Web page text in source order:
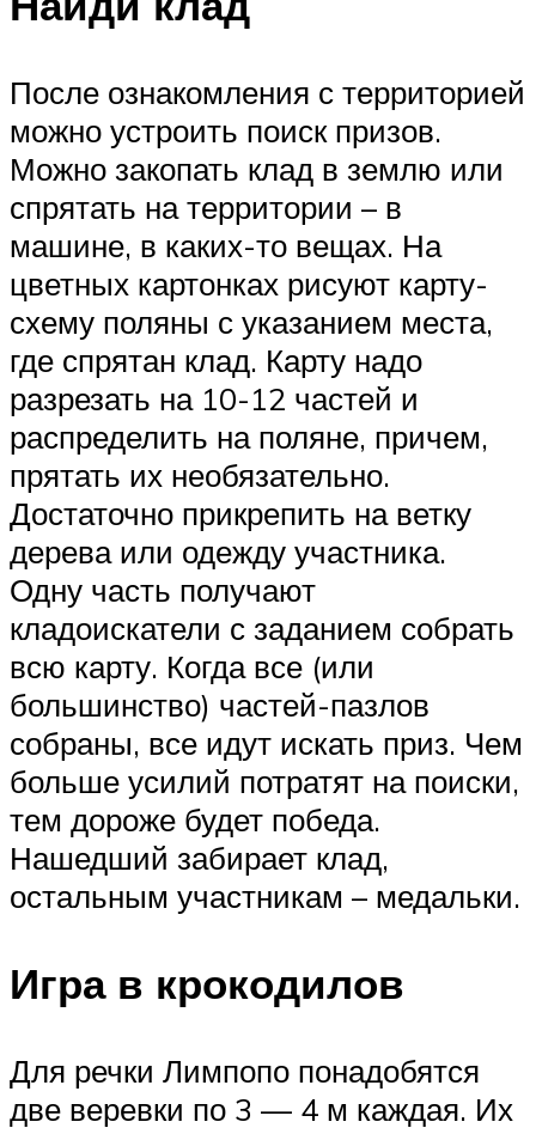
После ознакомления с территорией
можно устроить поиск призов.
Можно закопать клад в землю или
спрятать на территории – в
машине, в каких-то вещах. На
цветных картонках рисуют карту-
схему поляны с указанием места,
где спрятан клад. Карту надо
разрезать на 10-12 частей и
распределить на поляне, причем,
прятать их необязательно.
Достаточно прикрепить на ветку
дерева или одежду участника.
Одну часть получают
кладоискатели с заданием собрать
всю карту. Когда все (или
большинство) частей-пазлов
собраны, все идут искать приз. Чем
больше усилий потратят на поиски,
тем дороже будет победа.
Нашедший забирает клад,
остальным участникам – медальки.
Игра в крокодилов
Для речки Лимпопо понадобятся
две веревки по 3 — 4 м каждая. Их